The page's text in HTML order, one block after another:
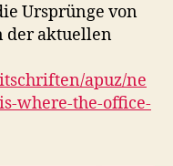
Ursprünge von
der aktuellen
apuz/ne
where-the-office-